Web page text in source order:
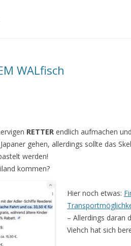
WALfisch
RETTER endlich aufmachen
gehen, allerdings sollte das
werden!
kommen?
Hier noch etwas:
– Allerdings daran
Viehch hat sich